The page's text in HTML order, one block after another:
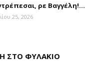
ρε Βαγγέλη!...
25, 2026
ΣΤΟ ΦΥΛΑΚΙΟ